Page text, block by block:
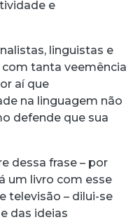
e
linguistas e
tanta veemência
aí que
na linguagem não
defende que sua
dessa frase – por
um livro com esse
televisão – dilui-se
das ideias